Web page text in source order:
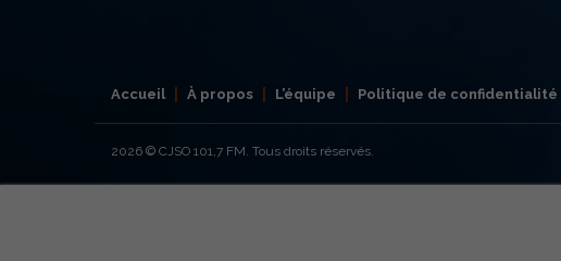
Accueil À propos L’équipe Politique de confidentialité
2026 © CJSO 101,7 FM. Tous droits réservés.